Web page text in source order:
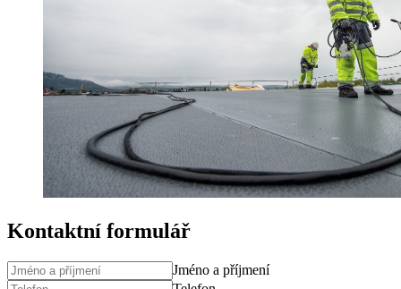
Kontaktní formulář
Jméno a příjmení